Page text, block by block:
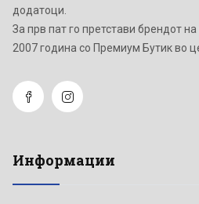
додатоци.
Зa прв пат го претстави брендот
2007 година со Премиум Бутик во
Информации